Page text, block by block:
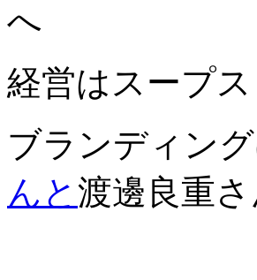
へ
経営はスープ
ブランディン
んと 渡邊良重